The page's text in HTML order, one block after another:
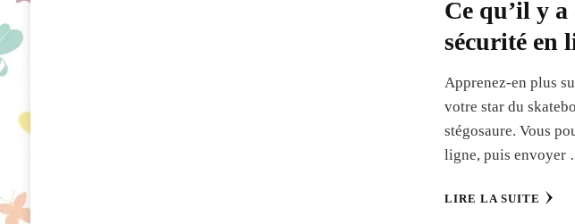
Ce qu’il y
sécurité en
Apprenez-en plus
votre star du
stégosaure. Vous
ligne, puis envoyer
LIRE LA SUITE